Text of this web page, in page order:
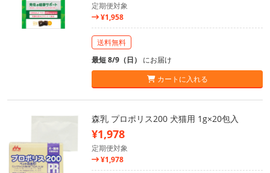
定期便対象
¥1,958
送料無料
最短 8/9（日） にお届け
カートに入れる
森乳 プロポリス200 犬猫用 1g×20包入
¥1,978
定期便対象
¥1,978